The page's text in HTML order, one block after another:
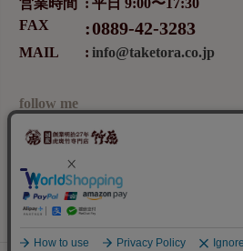
営業時間
平日 9:00〜17:30
FAX
0889-42-3283
MAIL info@taketora.co.jp
follow me
メールマガジンの登録